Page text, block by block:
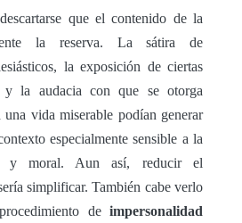
que el contenido de la
la reserva. La sátira de
la exposición de ciertas
y la audacia con que se otorga
una vida miserable podían generar
especialmente sensible a la
y moral. Aun así, reducir el
simplificar. También cabe verlo
de impersonalidad